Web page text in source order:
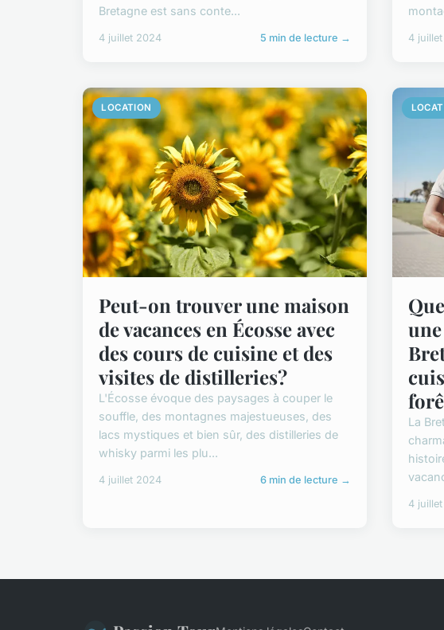
Bretagne est sans conte...
4 juillet 2024 5 min de lecture → 4
LOCATION
Peut-on trouver une maison
de vacances en Écosse avec
des cours de cuisine et des
visites de distilleries?
L'Écosse évoque des paysages à couper le
souffle, des montagnes majestueuses, des
lacs mystiques et bien sûr, des distilleries de
whisky parmi les plu...
4 juillet 2024 6 min de lecture →
La
4